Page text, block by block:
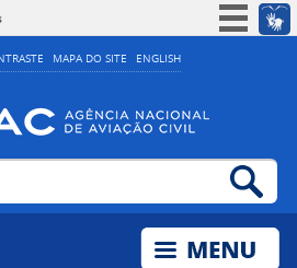
MAPA DO SITE ENGLISH
Simplifique!
Acesso à informação
Legislação